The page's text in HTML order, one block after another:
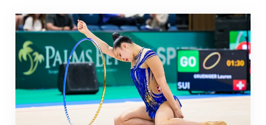
Prochaine étape : les Championnats du monde